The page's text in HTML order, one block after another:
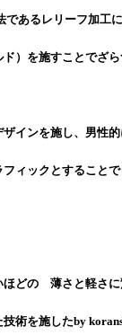
であるレリーフ加工
）を施すことでざ
インを施し、男性
ィックとすること
どの 薄さと軽さに
術を施したby